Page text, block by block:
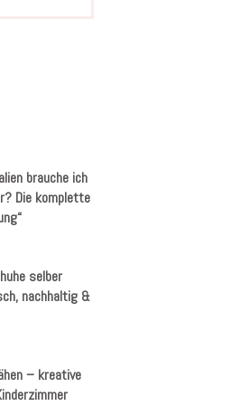
brauche ich
Die komplette
selber
nachhaltig &
– kreative